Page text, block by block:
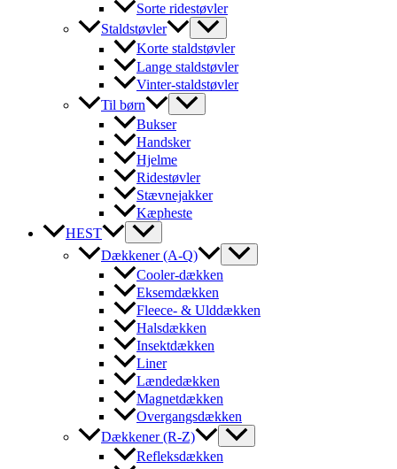
Sorte ridestøvler
Staldstøvler
Korte staldstøvler
Lange staldstøvler
Vinter-staldstøvler
Til børn
Bukser
Handsker
Hjelme
Ridestøvler
Stævnejakker
Kæpheste
HEST
Dækkener (A-Q)
Cooler-dækken
Eksemdækken
Fleece- & Ulddækken
Halsdækken
Insektdækken
Liner
Lændedækken
Magnetdækken
Overgangsdækken
Dækkener (R-Z)
Refleksdækken